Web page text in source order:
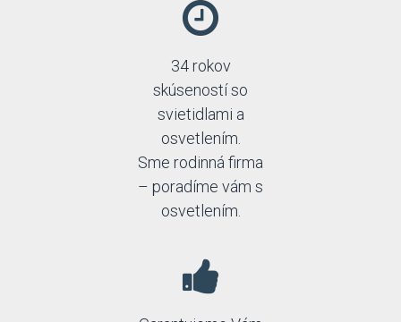
34 rokov
skúseností so
svietidlami a
osvetlením.
Sme rodinná firma
– poradíme vám s
osvetlením.